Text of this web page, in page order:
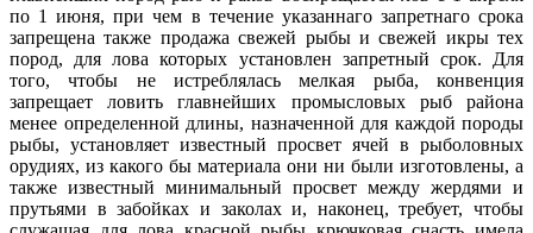
по 1 июня, при чем в течение указаннаго запретнаго срока
запрещена также продажа свежей рыбы и свежей икры тех
пород, для лова которых установлен запретный срок. Для
того, чтобы не истреблялась мелкая рыба, конвенция
запрещает ловить главнейших промысловых рыб района
менее определенной длины, назначенной для каждой породы
рыбы, установляет известный просвет ячей в рыболовных
орудиях, из какого бы материала они ни были изготовлены, а
также известный минимальный просвет между жердями и
прутьями в забойках и заколах и, наконец, требует, чтобы